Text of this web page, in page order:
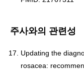
주사와의 관련성
Updating the
rosacea: